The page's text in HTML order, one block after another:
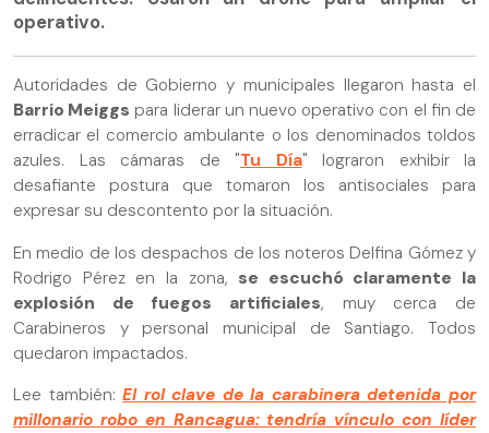
operativo.
Autoridades de Gobierno y municipales llegaron hasta el
Barrio Meiggs para liderar un nuevo operativo con el fin de
erradicar el comercio ambulante o los denominados toldos
azules. Las cámaras de "Tu Día" lograron exhibir la
desafiante postura que tomaron los antisociales para
expresar su descontento por la situación.
En medio de los despachos de los noteros Delfina Gómez y
Rodrigo Pérez en la zona, se escuchó claramente la
explosión de fuegos artificiales, muy cerca de
Carabineros y personal municipal de Santiago. Todos
quedaron impactados.
Lee también:El rol clave de la carabinera detenida por
millonario robo en Rancagua: tendría vínculo con líder